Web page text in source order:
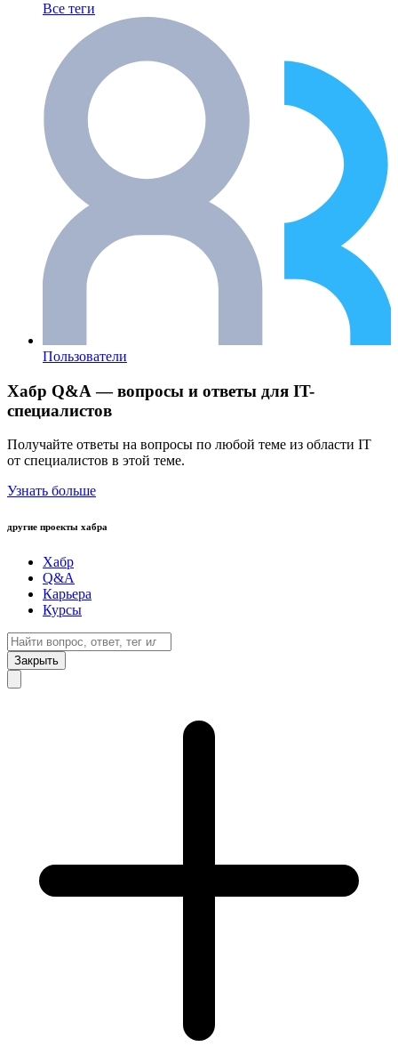
Все теги
Пользователи
Хабр Q&A — вопросы и ответы для IT-
специалистов
Получайте ответы на вопросы по любой теме из области IT
от специалистов в этой теме.
Узнать больше
другие проекты хабра
Хабр
Q&A
Карьера
Курсы
Закрыть